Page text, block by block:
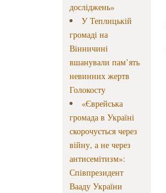
досліджень»
У Теплицькій
громаді на
Вінничині
вшанували пам’ять
невинних жертв
Голокосту
«Єврейська
громада в Україні
скорочується через
війну, а не через
антисемітизм»:
Співпрезидент
Вааду України